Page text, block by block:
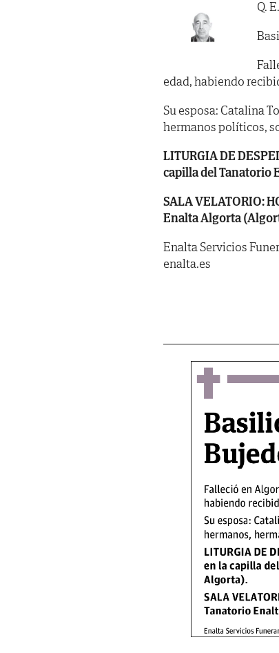
Q.
edad, habiendo
Su esposa: Catalina
hermanos políticos,
LITURGIA DE
capilla del Tanatorio
SALA VELATORIO:
Enalta Algorta
Enalta Servicios
enalta.es